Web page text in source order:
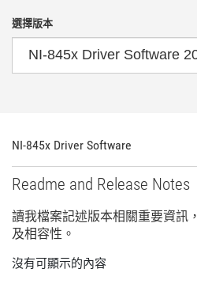
選擇版本
NI-845x Driver Software
Readme and Release Notes
讀我檔案記述版本相關重要資訊，
及相容性。
沒有可顯示的內容